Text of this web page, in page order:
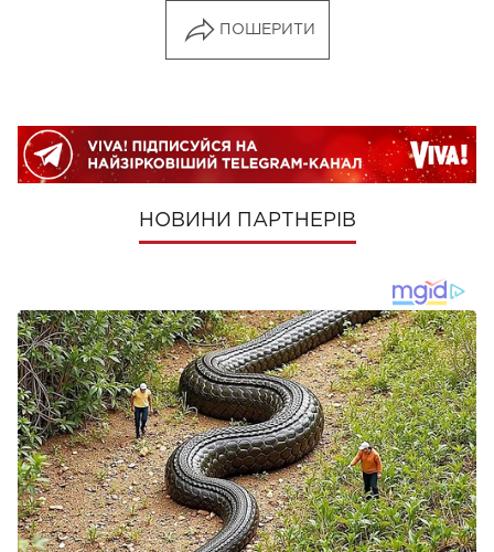
ПОШЕРИТИ
НОВИНИ ПАРТНЕРІВ